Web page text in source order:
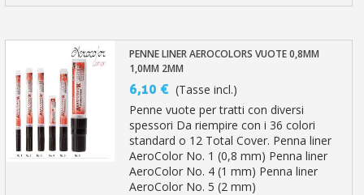
PENNE LINER AEROCOLORS VUOTE 0,8MM
1,0MM 2MM
6,10 € (Tasse incl.)
Penne vuote per tratti con diversi
spessori Da riempire con i 36 colori
standard o 12 Total Cover. Penna liner
AeroColor No. 1 (0,8 mm) Penna liner
AeroColor No. 4 (1 mm) Penna liner
AeroColor No. 5 (2 mm)